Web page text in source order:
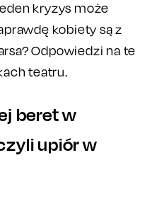
kryzys może
kobiety są z
Odpowiedzi na te
teatru.
beret w
upiór w